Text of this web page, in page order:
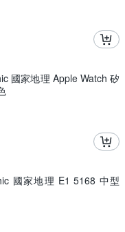
國家地理 Apple Watch 矽
國家地理 E1 5168 中型